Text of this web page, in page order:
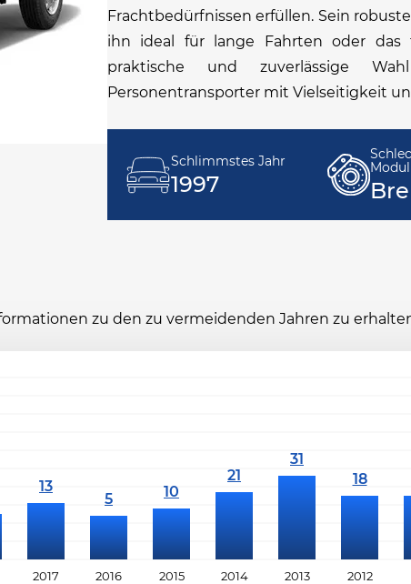
Frachtbedürfnissen erfüllen. Sein
ihn ideal für lange Fahrten oder das
praktische und zuverlässige
Personentransporter mit Vielseitigkeit
Schlimmstes Jahr
1997
Modul
zu den zu vermeidenden Jahren zu
2017 2016 2015 2014 2013 2012